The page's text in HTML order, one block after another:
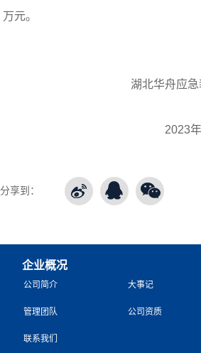
万元。
湖北华舟应急装备科
2023年9月
分享到：
企业概况
公司简介 大事记
管理团队 公司资质
联系我们